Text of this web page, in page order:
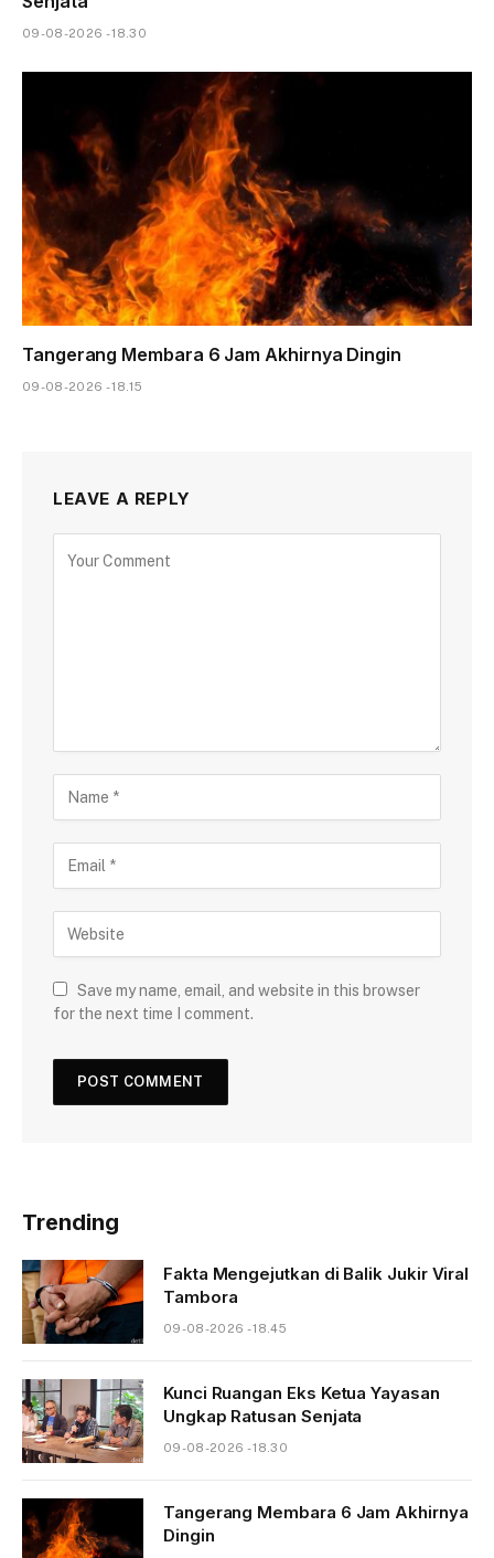
09-08-2026 - 18.30
Tangerang Membara 6 Jam Akhirnya Dingin
09-08-2026 - 18.15
LEAVE A REPLY
Save my name, email, and website in this browser
for the next time I comment.
Trending
Fakta Mengejutkan di Balik Jukir Viral
Tambora
09-08-2026 - 18.45
Kunci Ruangan Eks Ketua Yayasan
Ungkap Ratusan Senjata
09-08-2026 - 18.30
Tangerang Membara 6 Jam Akhirnya
Dingin